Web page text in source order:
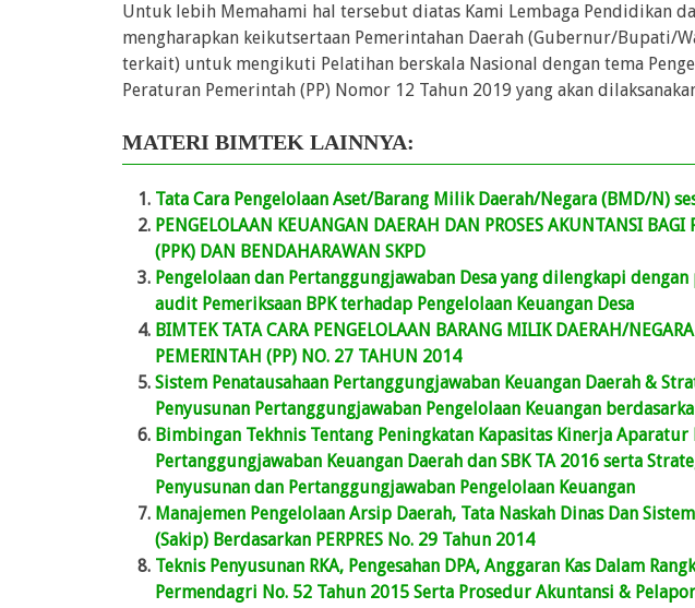
Untuk lebih Memahami hal tersebut diatas Kami Lembaga Pendidikan
mengharapkan keikutsertaan Pemerintahan Daerah (Gubernur/Bupati/
terkait) untuk mengikuti Pelatihan berskala Nasional dengan tema
Peraturan Pemerintah (PP) Nomor 12 Tahun 2019 yang akan
MATERI BIMTEK LAINNYA:
Tata Cara Pengelolaan Aset/Barang Milik Daerah/Negara (BMD/N)
PENGELOLAAN KEUANGAN DAERAH DAN PROSES AKUNTANSI
(PPK) DAN BENDAHARAWAN SKPD
Pengelolaan dan Pertanggungjawaban Desa yang dilengkapi
audit Pemeriksaan BPK terhadap Pengelolaan Keuangan Desa
BIMTEK TATA CARA PENGELOLAAN BARANG MILIK DAERAH/
PEMERINTAH (PP) NO. 27 TAHUN 2014
Sistem Penatausahaan Pertanggungjawaban Keuangan Daerah &
Penyusunan Pertanggungjawaban Pengelolaan Keuangan
Bimbingan Tekhnis Tentang Peningkatan Kapasitas Kinerja Aparatur
Pertanggungjawaban Keuangan Daerah dan SBK TA 2016 serta
Penyusunan dan Pertanggungjawaban Pengelolaan Keuangan
Manajemen Pengelolaan Arsip Daerah, Tata Naskah Dinas Dan
(Sakip) Berdasarkan PERPRES No. 29 Tahun 2014
Teknis Penyusunan RKA, Pengesahan DPA, Anggaran Kas Dalam
Permendagri No. 52 Tahun 2015 Serta Prosedur Akuntansi &